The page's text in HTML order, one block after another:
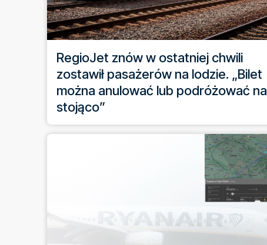
RegioJet znów w ostatniej chwili
zostawił pasażerów na lodzie. „Bilet
można anulować lub podróżować na
stojąco”